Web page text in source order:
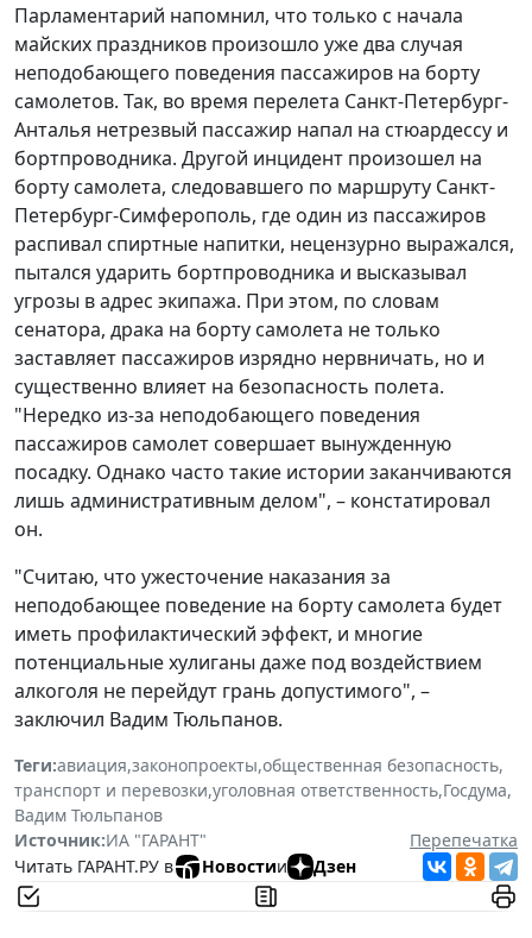
Парламентарий напомнил, что только с начала
майских праздников произошло уже два случая
неподобающего поведения пассажиров на борту
самолетов. Так, во время перелета Санкт-Петербург-
Анталья нетрезвый пассажир напал на стюардессу и
бортпроводника. Другой инцидент произошел на
борту самолета, следовавшего по маршруту Санкт-
Петербург-Симферополь, где один из пассажиров
распивал спиртные напитки, нецензурно выражался,
пытался ударить бортпроводника и высказывал
угрозы в адрес экипажа. При этом, по словам
сенатора, драка на борту самолета не только
заставляет пассажиров изрядно нервничать, но и
существенно влияет на безопасность полета.
"Нередко из-за неподобающего поведения
пассажиров самолет совершает вынужденную
посадку. Однако часто такие истории заканчиваются
лишь административным делом", – констатировал
он.
"Считаю, что ужесточение наказания за
неподобающее поведение на борту самолета будет
иметь профилактический эффект, и многие
потенциальные хулиганы даже под воздействием
алкоголя не перейдут грань допустимого", –
заключил Вадим Тюльпанов.
Теги:авиация,законопроекты,общественная безопасность,
транспорт и перевозки,уголовная ответственность,Госдума,
Вадим Тюльпанов
Источник:ИА "ГАРАНТ"
Перепечатка
Читать ГАРАНТ.РУ в
Новостии Дзен